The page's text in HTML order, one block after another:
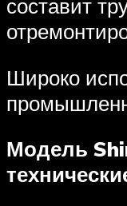
составит
Широко
Модель